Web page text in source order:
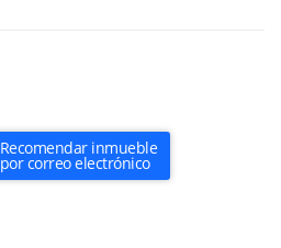
Recomendar inmueble
por correo electrónico